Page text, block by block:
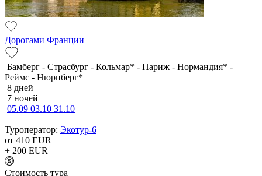
Дорогами Франции
Бамберг - Страсбург - Кольмар* - Париж - Нормандия* -
Реймс - Нюрнберг*
8 дней
7 ночей
05.09 03.10 31.10
Туроператор: Экотур-6
от 410 EUR
+ 200 EUR
Cтоимость тура